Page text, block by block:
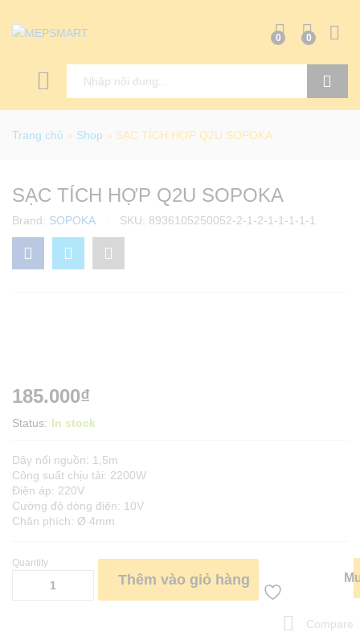
0 0
Trang chủ » Shop » SẠC TÍCH HỢP Q2U SOPOKA
SẠC TÍCH HỢP Q2U SOPOKA
Brand: SOPOKA SKU: 8936105250052-2-1-2-1-1-1-1-1
185.000₫
Status: In stock
Dây nối nguồn: 1,5m
Công suất chịu tải: 2200W
Điện áp: 220V
Cường độ dòng điện: 10V
Chân phích: Ø 4mm
SẠC
Quantity
Thêm vào giỏ hàng
Compare